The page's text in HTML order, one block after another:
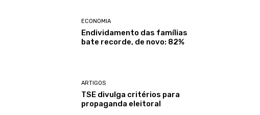
ECONOMIA
Endividamento das famílias
bate recorde, de novo: 82%
ARTIGOS
TSE divulga critérios para
propaganda eleitoral